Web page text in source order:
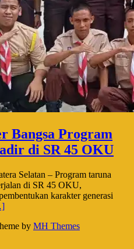
Bangsa Program
di SR 45 OKU
Selatan – Program taruna
di SR 45 OKU,
karakter generasi
by MH Themes